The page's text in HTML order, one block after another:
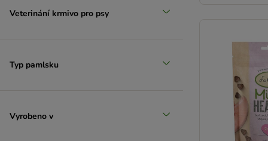
Veterinání krmivo pro psy
Typ pamlsku
Vyrobeno v